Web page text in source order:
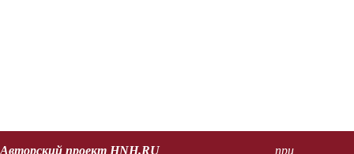
Авторский проект HNH.RU при